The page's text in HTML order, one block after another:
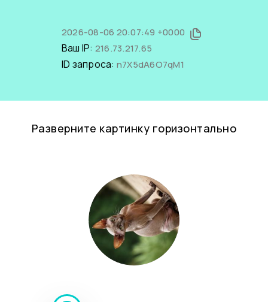
2026-08-06 20:07:49 +0000
Ваш IP: 216.73.217.65
ID запроса: n7X5dA6O7qM1
Разверните картинку горизонтально